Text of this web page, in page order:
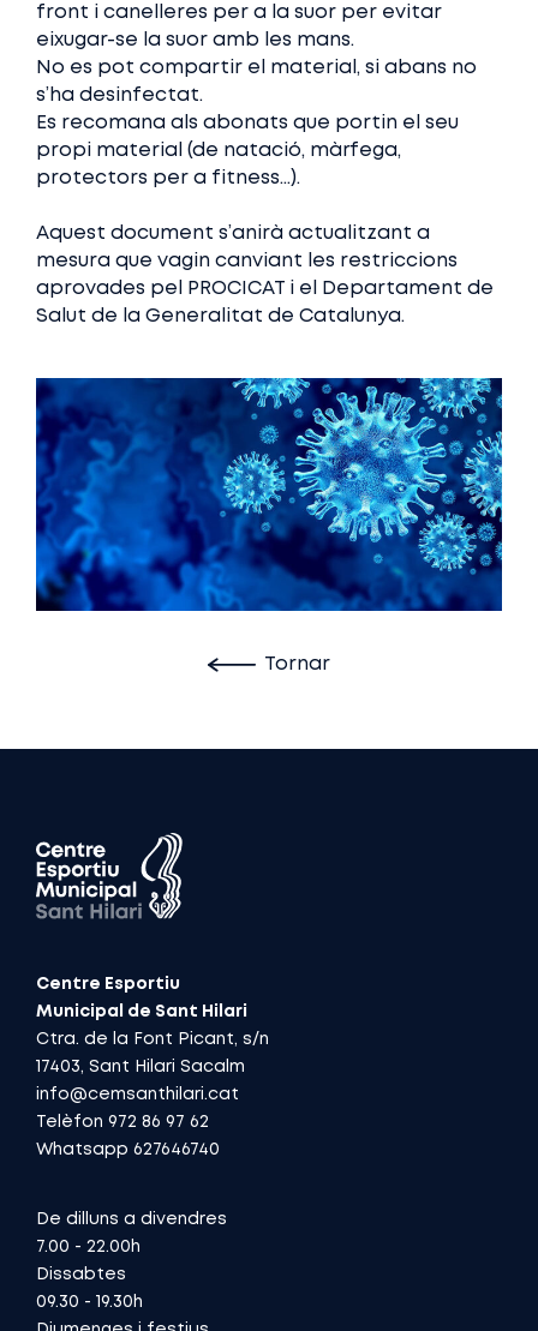
Tornar
front i canelleres per a la suor per evitar
eixugar-se la suor amb les mans.
No es pot compartir el material, si abans no
s’ha desinfectat.
Es recomana als abonats que portin el seu
propi material (de natació, màrfega,
protectors per a fitness…).
Aquest document s’anirà actualitzant a
mesura que vagin canviant les restriccions
aprovades pel PROCICAT i el Departament de
Salut de la Generalitat de Catalunya.
Centre Esportiu
Municipal de Sant Hilari
Ctra. de la Font Picant, s/n
17403, Sant Hilari Sacalm
info@cemsanthilari.cat
Telèfon 972 86 97 62
Whatsapp 627646740
De dilluns a divendres
7.00 - 22.00h
Dissabtes
09.30 - 19.30h